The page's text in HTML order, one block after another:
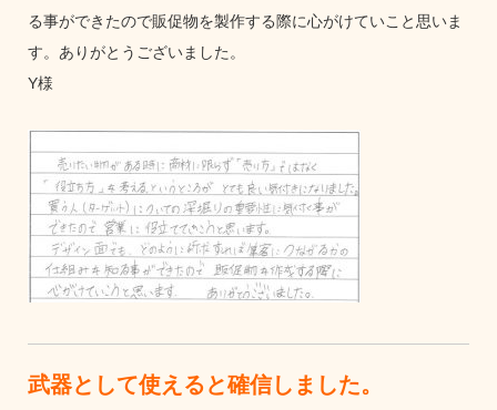
る事ができたので販促物を製作する際に心がけていこと思いま
す。ありがとうございました。
Y様
武器として使えると確信しました。